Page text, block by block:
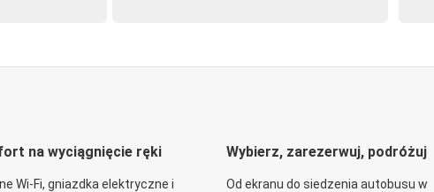
na wyciągnięcie ręki
Wi-Fi, gniazdka elektryczne i
Wybierz, zarezerwuj, podróżuj
Od ekranu do siedzenia autobusu w